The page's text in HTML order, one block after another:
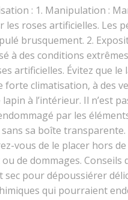
: 1. Manipulation :
les roses artificielles. Les
brusquement. 2.
à des conditions
artificielles. Évitez que
forte climatisation, à des
à l’intérieur. Il n’est
par les
sa boîte
vous de le placer hors
de dommages.
sec pour dépoussiérer
qui pourraient